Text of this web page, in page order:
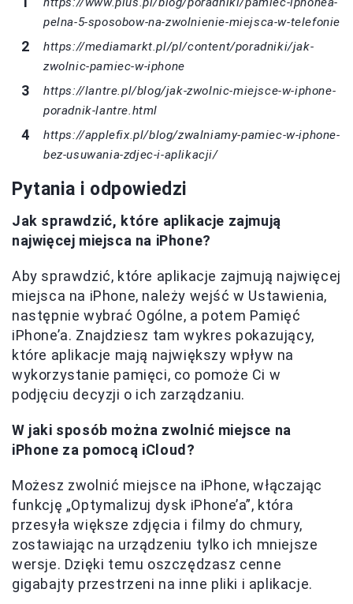
pelna-5-sposobow-na-zwolnienie-miejsca-w-telefonie
https://mediamarkt.pl/pl/content/poradniki/jak-
zwolnic-pamiec-w-iphone
https://lantre.pl/blog/jak-zwolnic-miejsce-w-iphone-
poradnik-lantre.html
https://applefix.pl/blog/zwalniamy-pamiec-w-iphone-
bez-usuwania-zdjec-i-aplikacji/
Pytania i odpowiedzi
Jak sprawdzić, które aplikacje zajmują
najwięcej miejsca na iPhone?
Aby sprawdzić, które aplikacje zajmują najwięcej
miejsca na iPhone, należy wejść w Ustawienia,
następnie wybrać Ogólne, a potem Pamięć
iPhone’a. Znajdziesz tam wykres pokazujący,
które aplikacje mają największy wpływ na
wykorzystanie pamięci, co pomoże Ci w
podjęciu decyzji o ich zarządzaniu.
W jaki sposób można zwolnić miejsce na
iPhone za pomocą iCloud?
Możesz zwolnić miejsce na iPhone, włączając
funkcję „Optymalizuj dysk iPhone’a”, która
przesyła większe zdjęcia i filmy do chmury,
zostawiając na urządzeniu tylko ich mniejsze
wersje. Dzięki temu oszczędzasz cenne
gigabajty przestrzeni na inne pliki i aplikacje.